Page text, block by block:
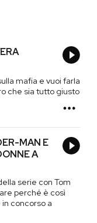
mafia e vuoi farla
che sia tutto giusto
MAN E
A
serie con Tom
perché è così
concorso a